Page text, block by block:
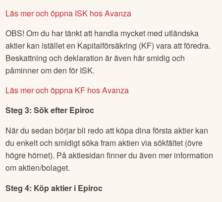
Läs mer och öppna ISK hos Avanza
OBS! Om du har tänkt att handla mycket med utländska
aktier kan istället en Kapitalförsäkring (KF) vara att föredra.
Beskattning och deklaration är även här smidig och
påminner om den för ISK.
Läs mer och öppna KF hos Avanza
Steg 3: Sök efter Epiroc
När du sedan börjar bli redo att köpa dina första aktier kan
du enkelt och smidigt söka fram aktien via sökfältet (övre
högre hörnet). På aktiesidan finner du även mer information
om aktien/bolaget.
Steg 4: Köp aktier i Epiroc